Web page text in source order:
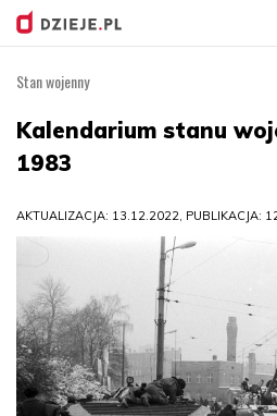
Stan wojenny
Kalendarium stanu
1983
AKTUALIZACJA: 13.12.2022, PUBLIKACJA: